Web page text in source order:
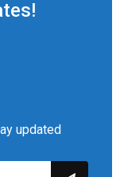
updated